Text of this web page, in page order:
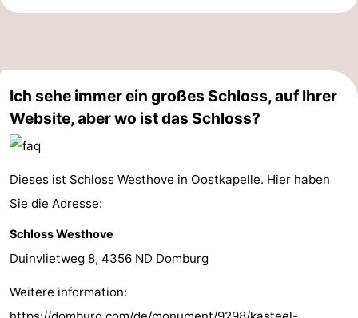
Ich sehe immer ein großes Schloss, auf Ihrer
Website, aber wo ist das Schloss?
Dieses ist Schloss Westhove in Oostkapelle. Hier haben
Sie die Adresse:
Schloss Westhove
Duinvlietweg 8, 4356 ND Domburg
Weitere information: